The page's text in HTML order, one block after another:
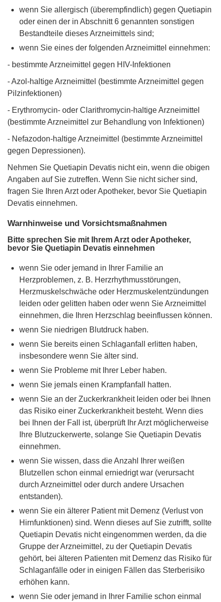
wenn Sie allergisch (überempfindlich) gegen Quetiapin
oder einen der in Abschnitt 6 genannten sonstigen
Bestandteile dieses Arzneimittels sind;
wenn Sie eines der folgenden Arzneimittel einnehmen:
- bestimmte Arzneimittel gegen HIV-Infektionen
- Azol-haltige Arzneimittel (bestimmte Arzneimittel gegen
Pilzinfektionen)
- Erythromycin- oder Clarithromycin-haltige Arzneimittel
(bestimmte Arzneimittel zur Behandlung von Infektionen)
- Nefazodon-haltige Arzneimittel (bestimmte Arzneimittel
gegen Depressionen).
Nehmen Sie Quetiapin Devatis nicht ein, wenn die obigen
Angaben auf Sie zutreffen. Wenn Sie nicht sicher sind,
fragen Sie Ihren Arzt oder Apotheker, bevor Sie Quetiapin
Devatis einnehmen.
Warnhinweise und Vorsichtsmaßnahmen
Bitte sprechen Sie mit Ihrem Arzt oder Apotheker,
bevor Sie Quetiapin Devatis einnehmen
wenn Sie oder jemand in Ihrer Familie an
Herzproblemen, z. B. Herzrhythmusstörungen,
Herzmuskelschwäche oder Herzmuskelentzündungen
leiden oder gelitten haben oder wenn Sie Arzneimittel
einnehmen, die Ihren Herzschlag beeinflussen können.
wenn Sie niedrigen Blutdruck haben.
wenn Sie bereits einen Schlaganfall erlitten haben,
insbesondere wenn Sie älter sind.
wenn Sie Probleme mit Ihrer Leber haben.
wenn Sie jemals einen Krampfanfall hatten.
wenn Sie an der Zuckerkrankheit leiden oder bei Ihnen
das Risiko einer Zuckerkrankheit besteht. Wenn dies
bei Ihnen der Fall ist, überprüft Ihr Arzt möglicherweise
Ihre Blutzuckerwerte, solange Sie Quetiapin Devatis
einnehmen.
wenn Sie wissen, dass die Anzahl Ihrer weißen
Blutzellen schon einmal erniedrigt war (verursacht
durch Arzneimittel oder durch andere Ursachen
entstanden).
wenn Sie ein älterer Patient mit Demenz (Verlust von
Hirnfunktionen) sind. Wenn dieses auf Sie zutrifft, sollte
Quetiapin Devatis nicht eingenommen werden, da die
Gruppe der Arzneimittel, zu der Quetiapin Devatis
gehört, bei älteren Patienten mit Demenz das Risiko für
Schlaganfälle oder in einigen Fällen das Sterberisiko
erhöhen kann.
wenn Sie oder jemand in Ihrer Familie schon einmal